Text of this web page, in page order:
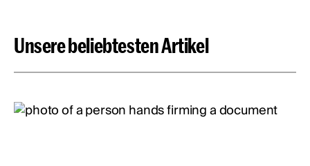
Unsere beliebtesten Artikel